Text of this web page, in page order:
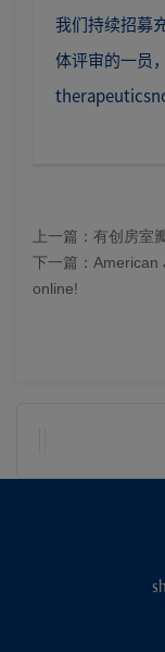
我们持续招募
体评审的一员
上一篇： 有创房室
下一篇： American
online!